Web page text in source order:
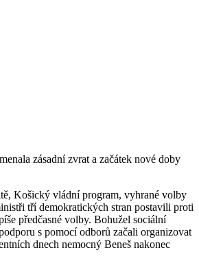
zásadní zvrat a začátek nové doby
Košický vládní program, vyhrané volby
tří demokratických stran postavili proti
předčasné volby. Bohužel sociální
s pomocí odborů začali organizovat
dnech nemocný Beneš nakonec